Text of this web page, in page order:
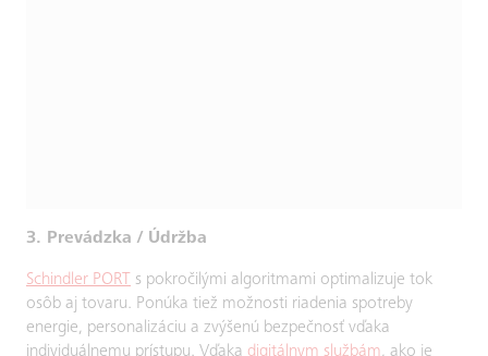
3. Prevádzka / Údržba
Schindler PORT
s pokročilými algoritmami optimalizuje tok
osôb aj tovaru. Ponúka tiež možnosti riadenia spotreby
energie, personalizáciu a zvýšenú bezpečnosť vďaka
individuálnemu prístupu. Vďaka digitálnym službám, ako je